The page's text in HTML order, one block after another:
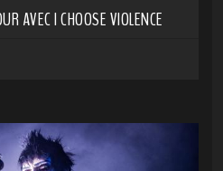
AVEC I CHOOSE VIOLENCE